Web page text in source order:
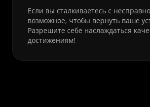
Если вы сталкиваетесь с
возможное, чтобы вернуть ваше
Разрешите себе наслаждаться
достижениям!